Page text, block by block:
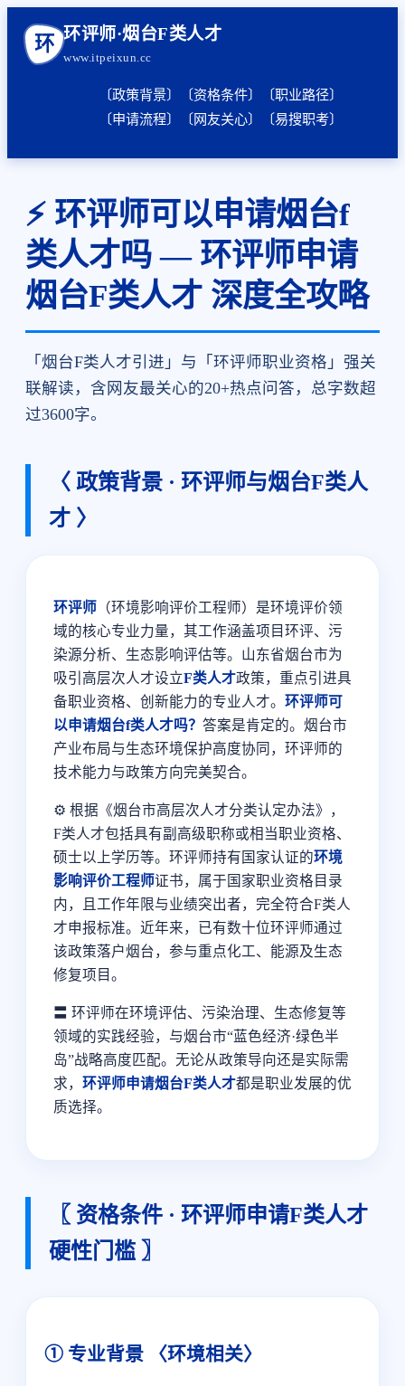
环 环评师·烟台F类人才
www.itpeixun.cc
〔政策背景〕 〔资格条件〕
〔职业路径〕
〔申请流程〕
〔网友关心〕 〔易搜职考〕
⚡ 环评师可以申请烟台f
类人才吗 — 环评师申请
烟台F类人才 深度全攻略
「烟台F类人才引进」与「环评师职业资格」强关
联解读，含网友最关心的20+热点问答，总字数超
过3600字。
〈 政策背景 · 环评师与烟台F类人
才 〉
环评师 （环境影响评价工程师）是环境评价领
域的核心专业力量，其工作涵盖项目环评、污
染源分析、生态影响评估等。山东省烟台市为
吸引高层次人才设立F类人才政策，重点引进具
备职业资格、创新能力的专业人才。 环评师可
以申请烟台f类人才吗？ 答案是肯定的。烟台市
产业布局与生态环境保护高度协同，环评师的
技术能力与政策方向完美契合。
⚙️ 根据《烟台市高层次人才分类认定办法》，
F类人才包括具有副高级职称或相当职业资格、
硕士以上学历等。环评师持有国家认证的环境
影响评价工程师证书，属于国家职业资格目录
内，且工作年限与业绩突出者，完全符合F类人
才申报标准。近年来，已有数十位环评师通过
该政策落户烟台，参与重点化工、能源及生态
修复项目。
〓 环评师在环境评估、污染治理、生态修复等
领域的实践经验，与烟台市“蓝色经济·绿色半
岛”战略高度匹配。无论从政策导向还是实际需
求， 环评师申请烟台F类人才都是职业发展的优
质选择。
〖 资格条件 · 环评师申请F类人才
硬性门槛 〗
① 专业背景 〈环境相关〉